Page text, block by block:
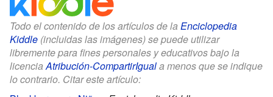
Todo el contenido de los artículos de la Enciclopedia
Kiddle (incluidas las imágenes) se puede utilizar
libremente para fines personales y educativos bajo la
licenciaAtribución-CompartirIguala menos que se indique
lo contrario. Citar este artículo: